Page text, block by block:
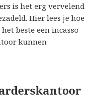
is het erg vervelend
Hier lees je hoe
beste een incasso
kunnen